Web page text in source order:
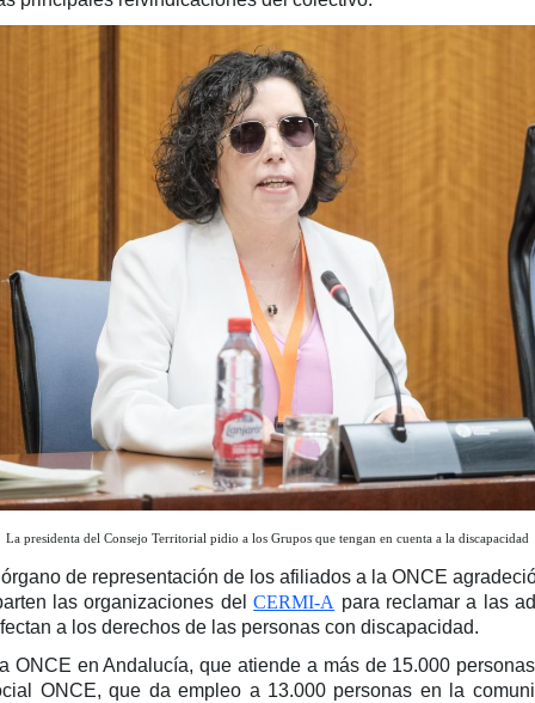
La presidenta del Consejo Territorial pidio a los Grupos que tengan en cuenta a la discapacidad
de representación de los afiliados a la ONCE
las organizaciones delCERMI-A para reclamar a las
a los derechos de las personas con discapacidad.
ONCE en Andalucía, que atiende a más de 15.000
ONCE, que da empleo a 13.000 personas en la